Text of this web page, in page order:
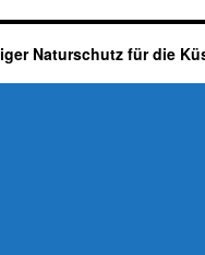
Naturschutz für die